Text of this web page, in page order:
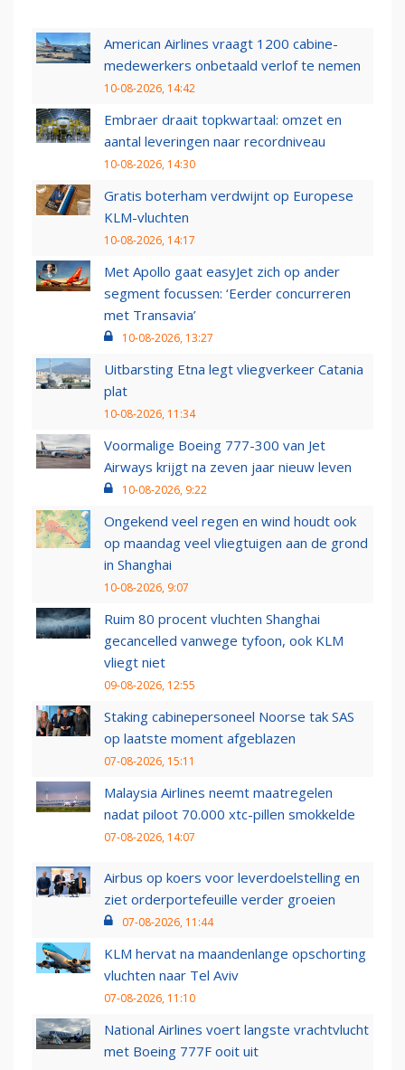
American Airlines vraagt 1200 cabine-
medewerkers onbetaald verlof te nemen
10-08-2026, 14:42
Embraer draait topkwartaal: omzet en
aantal leveringen naar recordniveau
10-08-2026, 14:30
Gratis boterham verdwijnt op Europese
KLM-vluchten
10-08-2026, 14:17
Met Apollo gaat easyJet zich op ander
segment focussen: ‘Eerder concurreren
met Transavia’
10-08-2026, 13:27
Uitbarsting Etna legt vliegverkeer Catania
plat
10-08-2026, 11:34
Voormalige Boeing 777-300 van Jet
Airways krijgt na zeven jaar nieuw leven
10-08-2026, 9:22
Ongekend veel regen en wind houdt ook
op maandag veel vliegtuigen aan de grond
in Shanghai
10-08-2026, 9:07
Ruim 80 procent vluchten Shanghai
gecancelled vanwege tyfoon, ook KLM
vliegt niet
09-08-2026, 12:55
Staking cabinepersoneel Noorse tak SAS
op laatste moment afgeblazen
07-08-2026, 15:11
Malaysia Airlines neemt maatregelen
nadat piloot 70.000 xtc-pillen smokkelde
07-08-2026, 14:07
Airbus op koers voor leverdoelstelling en
ziet orderportefeuille verder groeien
07-08-2026, 11:44
KLM hervat na maandenlange opschorting
vluchten naar Tel Aviv
07-08-2026, 11:10
National Airlines voert langste vrachtvlucht
met Boeing 777F ooit uit